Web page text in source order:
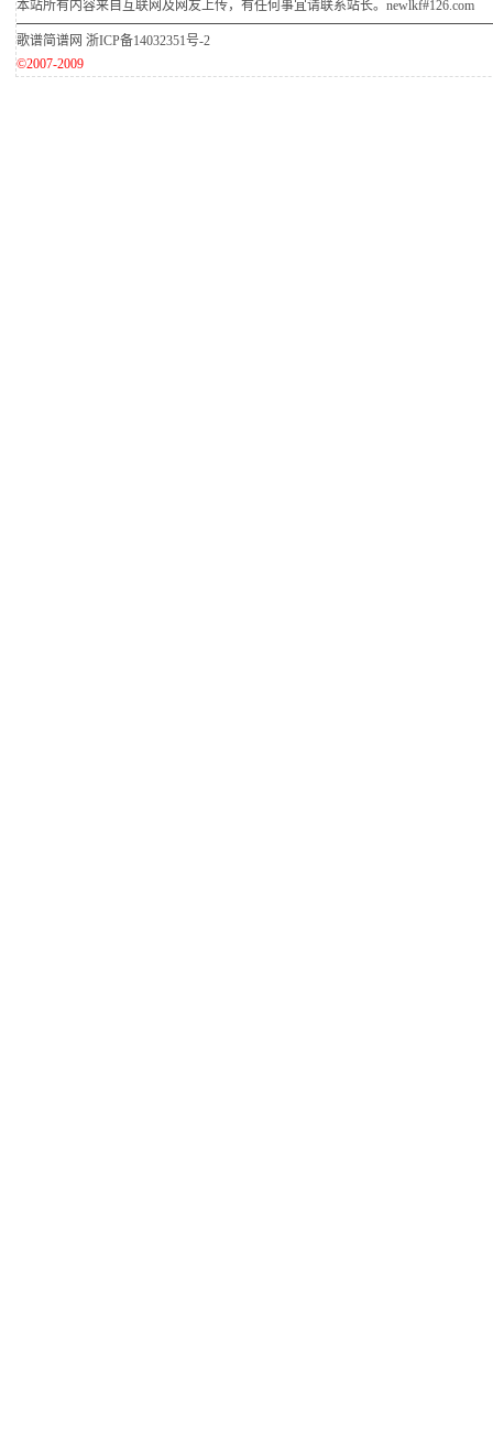
本站所有内容来自互联网及网友上传，有任何事宜请联系站长。newlkf#126.com
歌谱简谱网 浙ICP备14032351号-2
©2007-2009